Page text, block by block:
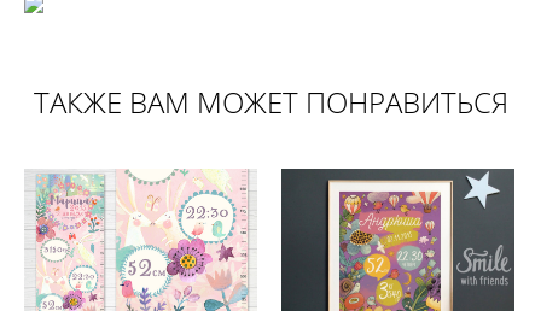
ТАКЖЕ ВАМ МОЖЕТ ПОНРАВИТЬСЯ